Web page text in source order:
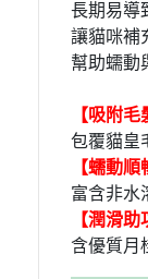
長期易導
讓貓咪補
幫助蠕動
【吸附毛
包覆貓皇
【蠕動順
富含非水
【潤滑助
含優質月